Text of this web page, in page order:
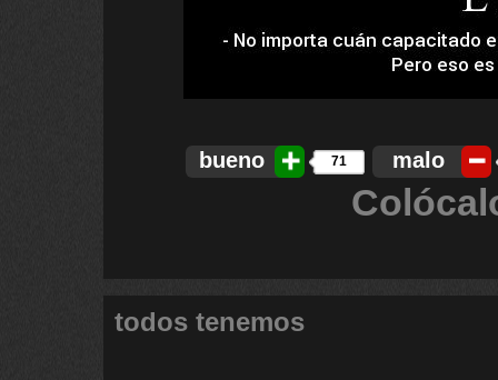
bueno 71 malo
todos tenemos